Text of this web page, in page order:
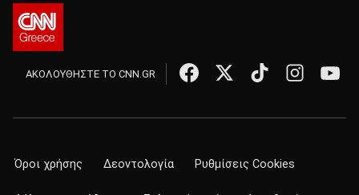
ΑΚΟΛΟΥΘΗΣΤΕ ΤΟ CNN.GR
Όροι χρήσης Δεοντολογία Ρυθμίσεις Cookies